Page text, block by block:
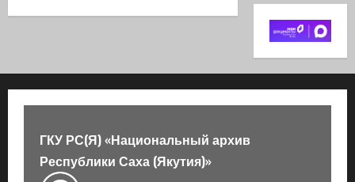
ГКУ РС(Я) «Национальный архив
Республики Саха (Якутия)»